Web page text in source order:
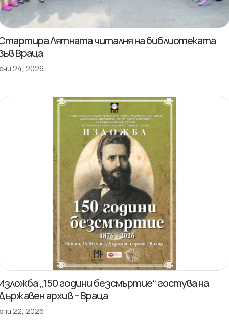
Лятната читалня на библиотеката
Враца
24, 2026
„150 години безсмъртие“ гостува на
архив – Враца
22, 2026